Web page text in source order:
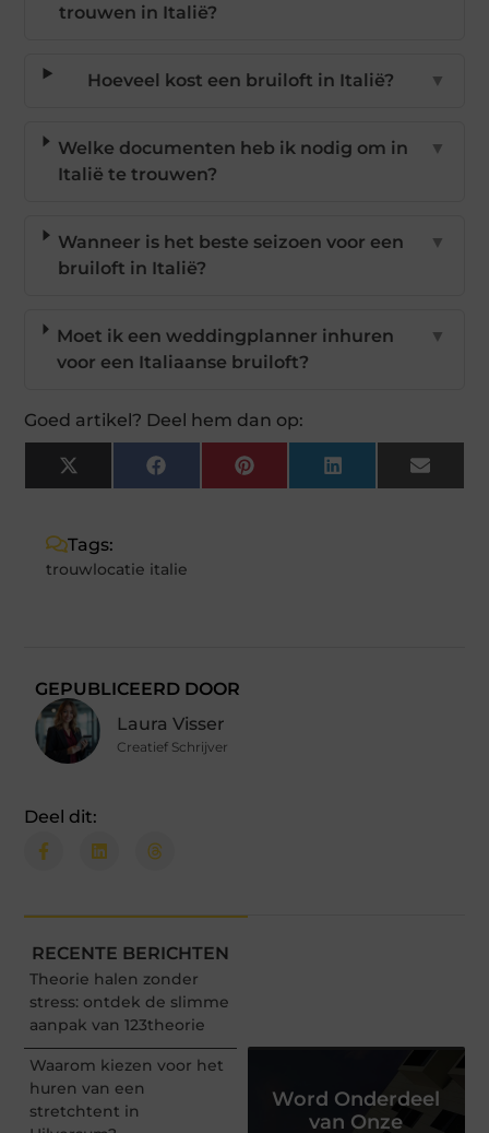
trouwen in Italië?
Hoeveel kost een bruiloft in Italië? ▼
Welke documenten heb ik nodig om in
Italië te trouwen?
▼
Wanneer is het beste seizoen voor een
bruiloft in Italië?
▼
Moet ik een weddingplanner inhuren
voor een Italiaanse bruiloft?
▼
Goed artikel? Deel hem dan op:
X
(Twitter)
FacebookPinterestLinkedIn Email
Tags:
trouwlocatie italie
GEPUBLICEERD DOOR
Laura Visser
Creatief Schrijver
Deel dit:
RECENTE BERICHTEN
Theorie halen zonder
stress: ontdek de slimme
aanpak van 123theorie
Waarom kiezen voor het
huren van een
stretchtent in
Word Onderdeel
van Onze